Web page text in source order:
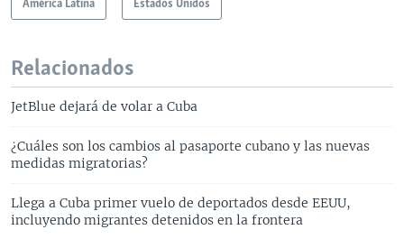
América Latina Estados Unidos
Relacionados
JetBlue dejará de volar a Cuba
¿Cuáles son los cambios al pasaporte cubano y las nuevas
medidas migratorias?
Llega a Cuba primer vuelo de deportados desde EEUU,
incluyendo migrantes detenidos en la frontera